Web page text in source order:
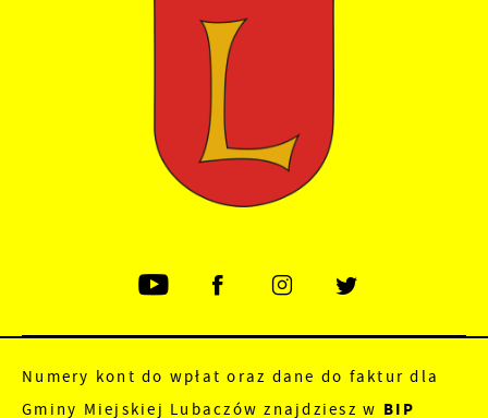
Numery kont do wpłat oraz dane do faktur dla
Gminy Miejskiej Lubaczów znajdziesz w BIP